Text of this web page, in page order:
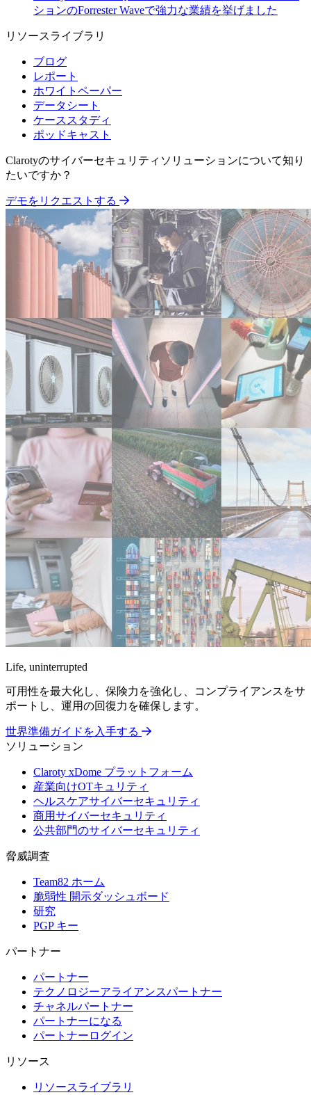
ションのForrester Waveで強力な業績を挙げました
リソースライブラリ
ブログ
レポート
ホワイトペーパー
データシート
ケーススタディ
ポッドキャスト
Clarotyのサイバーセキュリティソリューションについて知り
たいですか？
デモをリクエストする
Life, uninterrupted
可用性を最大化し、保険力を強化し、コンプライアンスをサ
ポートし、運用の回復力を確保します。
世界準備ガイドを入手する
ソリューション
Claroty xDome プラットフォーム
産業向けOTキュリティ
ヘルスケアサイバーセキュリティ
商用サイバーセキュリティ
公共部門のサイバーセキュリティ
脅威調査
Team82 ホーム
脆弱性 開示ダッシュボード
研究
PGP キー
パートナー
パートナー
テクノロジーアライアンスパートナー
チャネルパートナー
パートナーになる
パートナーログイン
リソース
リソースライブラリ